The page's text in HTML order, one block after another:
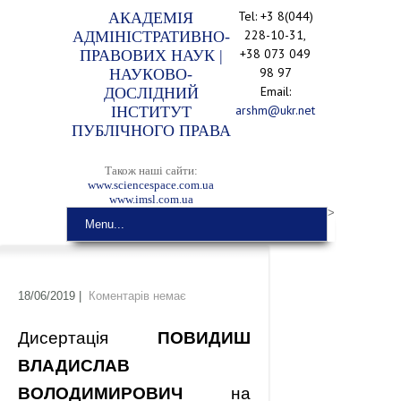
АКАДЕМІЯ
АДМІНІСТРАТИВНО-
ПРАВОВИХ НАУК |
НАУКОВО-
ДОСЛІДНИЙ
ІНСТИТУТ
ПУБЛІЧНОГО ПРАВА
Також наші сайти:
www.sciencespace.com.ua
www.imsl.com.ua
Tel: +3 8(044)
228-10-31,
+38 073 049
98 97
Email:
arshm@ukr.net
Menu...
>
18/06/2019 Коментарів немає
Дисертація ПОВИДИШ
ВЛАДИСЛАВ
ВОЛОДИМИРОВИЧ на